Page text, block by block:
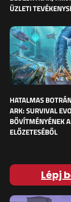
ÜZLETI
HATALMAS
ARK: SURVIVAL
BŐVÍTMÉNYÉNEK
ELŐZETESÉBŐL
Lépj